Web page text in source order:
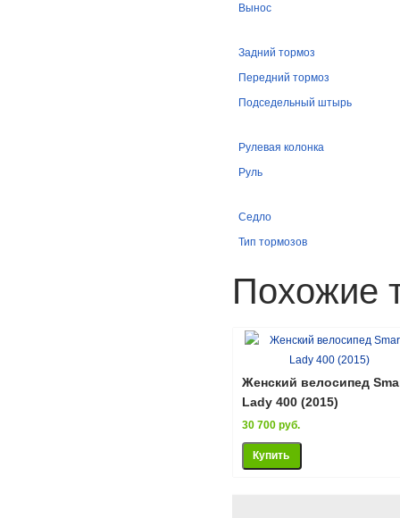
Вынос
Задний тормоз
Передний тормоз
Подседельный штырь
Рулевая колонка
Руль
Седло
Тип тормозов
Похожие
Женский велосипед
Lady 400 (2015)
30 700 руб.